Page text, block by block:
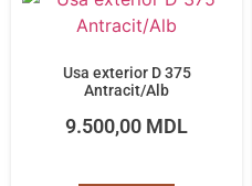
Usa exterior D 375
Antracit/Alb
9.500,00 MDL